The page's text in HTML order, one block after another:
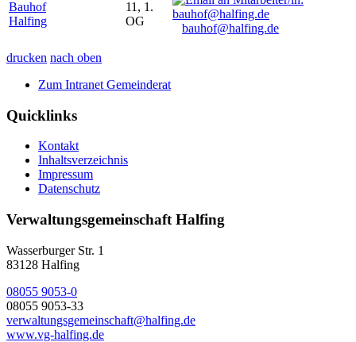
Bauhof
Halfing
11, 1.
OG
bauhof@halfing.de
drucken nach oben
Zum Intranet Gemeinderat
Quicklinks
Kontakt
Inhaltsverzeichnis
Impressum
Datenschutz
Verwaltungsgemeinschaft Halfing
Wasserburger Str. 1
83128 Halfing
08055 9053-0
08055 9053-33
verwaltungsgemeinschaft@halfing.de
www.vg-halfing.de